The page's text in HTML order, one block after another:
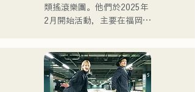
類搖滾樂團。他們於2025年
2月開始活動，主要在福岡縣
共鳴，配上朗朗上口的吉他
旋律，旨在創造一種能夠銘
刻在聽眾心中的音樂。